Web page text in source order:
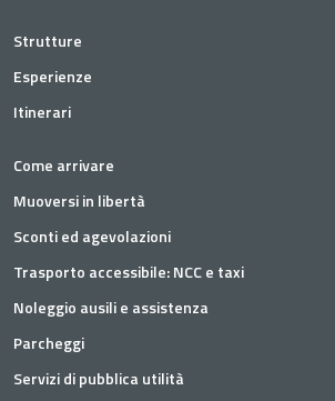
Strutture
Esperienze
Itinerari
Come arrivare
Muoversi in libertà
Sconti ed agevolazioni
Trasporto accessibile: NCC e taxi
Noleggio ausili e assistenza
Parcheggi
Servizi di pubblica utilità